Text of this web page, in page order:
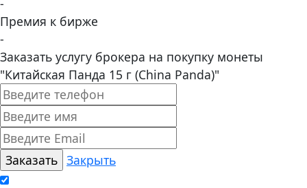
-
Премия к бирже
-
Заказать услугу брокера на покупку монеты
"Китайская Панда 15 г (China Panda)"
Закрыть